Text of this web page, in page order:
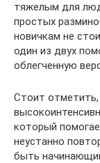
тяжелым для
простых
новичкам не
один из двух
облегченную
Стоит
который
неустанно
быть